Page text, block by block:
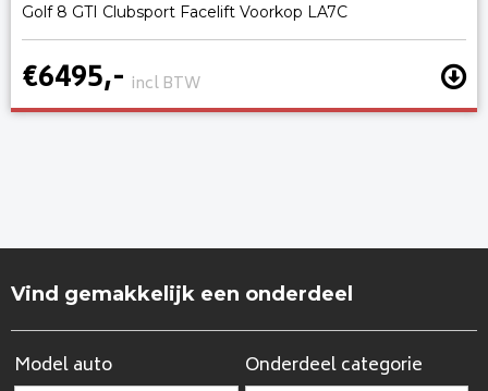
Golf 8 GTI Clubsport Facelift Voorkop LA7C
€6495,- incl BTW
Vind gemakkelijk een onderdeel
Model auto Onderdeel categorie